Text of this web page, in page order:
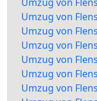
Umzug von
Umzug von
Umzug von
Umzug von
Umzug von
Umzug von